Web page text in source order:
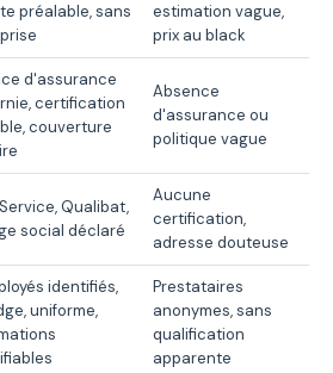
préalable, sans
estimation vague,
prix au black
d'assurance
certification
couverture
Absence
d'assurance ou
politique vague
Qualibat,
social déclaré
Aucune
certification,
adresse douteuse
identifiés,
uniforme,
Prestataires
anonymes, sans
qualification
apparente